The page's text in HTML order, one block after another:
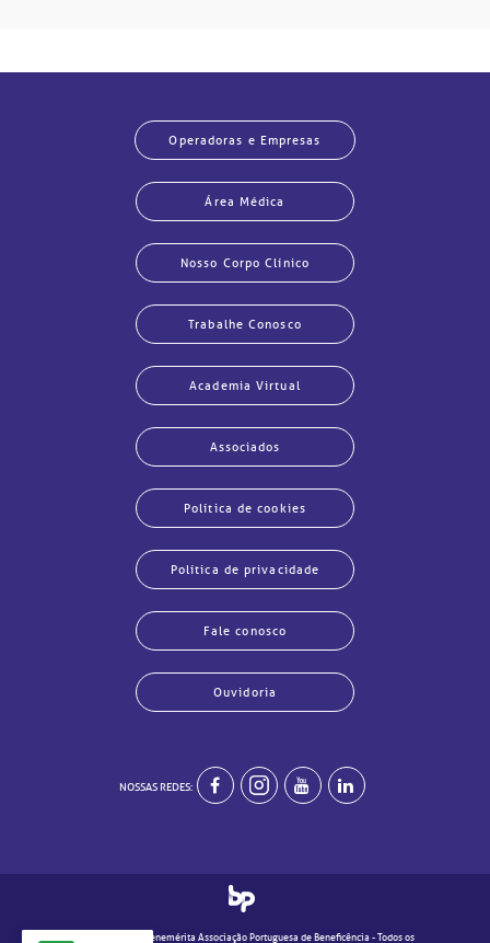
Operadoras e Empresas
Área Médica
Nosso Corpo Clínico
Trabalhe Conosco
Academia Virtual
Associados
Política de cookies
Política de privacidade
Fale conosco
Ouvidoria
NOSSAS REDES:
© 2020 - Real e Benemérita Associação Portuguesa de Beneficência - Todos os